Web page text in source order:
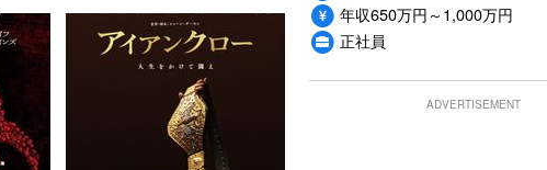
年収650万円～1,000万円
正社員
ADVERTISEMENT